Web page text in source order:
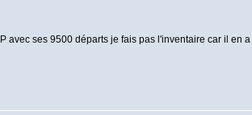
avec ses 9500 départs je fais pas l'inventaire car il en a